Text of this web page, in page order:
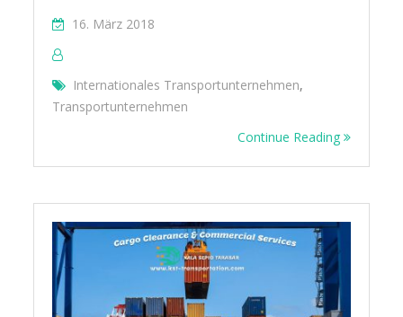
16. März 2018
Internationales Transportunternehmen,
Transportunternehmen
Continue Reading